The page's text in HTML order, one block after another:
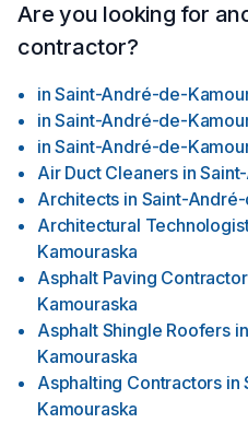
Are you looking for
contractor?
in Saint-André-de-
in Saint-André-de-
in Saint-André-de-
Air Duct Cleaners in
Architects in Saint-
Architectural
Kamouraska
Asphalt Paving
Kamouraska
Asphalt Shingle Roofers in
Kamouraska
Asphalting Contractors in
Kamouraska